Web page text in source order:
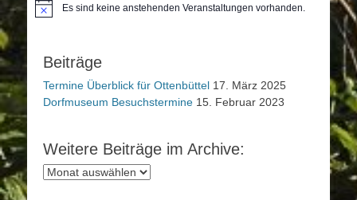
HinweisEs sind keine anstehenden Veranstaltungen vorhanden.
Beiträge
Termine Überblick für Ottenbüttel 17. März 2025
Dorfmuseum Besuchstermine 15. Februar 2023
Weitere Beiträge im Archive:
Weitere